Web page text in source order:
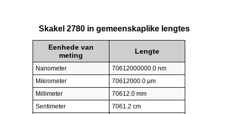
Skakel 2780 in gemeenskaplike lengtes
Eenhede van
meting
Lengte
Nanometer
70612000000.0 nm
Mikrometer
70612000.0 µm
Millimeter
70612.0 mm
Sentimeter
7061.2 cm